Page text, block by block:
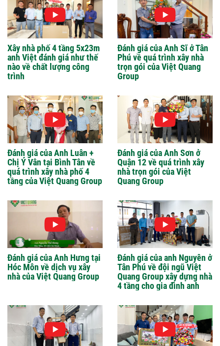
Xây nhà phố 4 tầng 5x23m
anh Việt đánh giá như thế
nào về chất lượng công
trình
Đánh giá của Anh Sĩ ở Tân
Phú về quá trình xây nhà
trọn gói của Việt Quang
Group
Đánh giá của Anh Luân +
Chị Ý Vân tại Bình Tân về
quá trình xây nhà phố 4
tầng của Việt Quang Group
Đánh giá của Anh Sơn ở
Quận 12 về quá trình xây
nhà trọn gói của Việt
Quang Group
Đánh giá của Anh Hưng tại
Hóc Môn về dịch vụ xây
nhà của Việt Quang Group
Đánh giá của anh Nguyên ở
Tân Phú về đội ngũ Việt
Quang Group xây dựng nhà
4 tầng cho gia đình anh